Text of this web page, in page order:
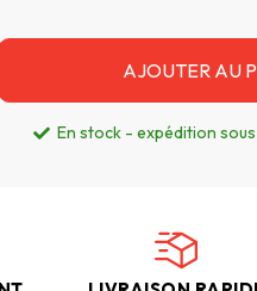
AJOUTER AU
En stock - expédition